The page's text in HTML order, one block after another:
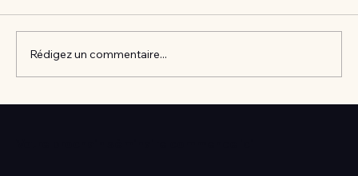
Rédigez un commentaire...